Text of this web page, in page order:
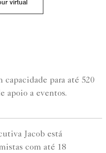
virtual
capacidade para até 520
apoio a eventos.
Jacob está
com até 18